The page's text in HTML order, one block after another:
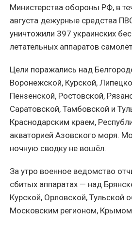
Министерства обороны РФ, в
августа дежурные средства
уничтожили 397 украинских
летательных аппаратов
Цели поражались над
Воронежской, Курской,
Пензенской, Ростовской,
Саратовской, Тамбовской и
Краснодарским краем,
акваторией Азовского моря.
ночную сводку не вошёл.
За утро военное ведомство
сбитых аппаратах — над
Курской, Орловской, Тульской
Московским регионом,